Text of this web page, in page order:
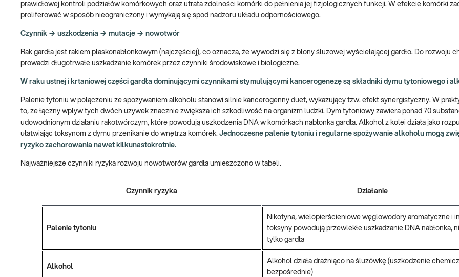
prawidłowej kontroli podziałów komórkowych oraz utrata zdolności komórki do pełnienia jej fizjologicznych funkcji. W efekcie komórki
proliferować w sposób nieograniczony i wymykają się spod nadzoru układu odpornościowego.
Czynnik → uszkodzenia → mutacje → nowotwór
Rak gardła jest rakiem płaskonabłonkowym (najczęściej), co oznacza, że wywodzi się z błony śluzowej wyściełającej gardło. Do rozwoju
prowadzi długotrwałe uszkadzanie komórek przez czynniki środowiskowe i biologiczne.
W raku ustnej i krtaniowej części gardła dominującymi czynnikami stymulującymi kancerogenezę są składniki dymu tytoniowego i
Palenie tytoniu w połączeniu ze spożywaniem alkoholu stanowi silnie kancerogenny duet, wykazujący tzw. efekt synergistyczny. W
to, że łączny wpływ tych dwóch używek znacznie zwiększa ich szkodliwość na organizm ludzki. Dym tytoniowy zawiera ponad 70
udowodnionym działaniu rakotwórczym, które powodują uszkodzenia DNA w komórkach nabłonka gardła. Alkohol z kolei działa jako
ułatwiając toksynom z dymu przenikanie do wnętrza komórek. Jednoczesne palenie tytoniu i regularne spożywanie alkoholu mogą
ryzyko zachorowania nawet kilkunastokrotnie.
Najważniejsze czynniki ryzyka rozwoju nowotworów gardła umieszczono w tabeli.
Czynnik ryzyka Działanie
Palenie tytoniu
Nikotyna, wielopierścieniowe węglowodory aromatyczne i
toksyny powodują przewlekłe uszkadzanie DNA nabłonka,
tylko gardła
Alkohol
Alkohol działa drażniąco na śluzówkę (uszkodzenie
bezpośrednie)